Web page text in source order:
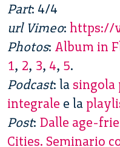
Part: 4/4
url Vimeo: https://
Photos: Album in
1, 2, 3, 4, 5.
Podcast: la singola
integrale e la
Post: Dalle age-
Cities. Seminario